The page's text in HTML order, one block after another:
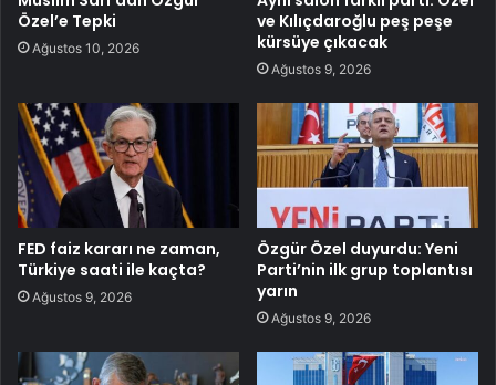
Özel’e Tepki
Ağustos 10, 2026
ve Kılıçdaroğlu peş peşe
kürsüye çıkacak
Ağustos 9, 2026
FED faiz kararı ne zaman,
Türkiye saati ile kaçta?
Ağustos 9, 2026
Özgür Özel duyurdu: Yeni
Parti’nin ilk grup toplantısı
yarın
Ağustos 9, 2026